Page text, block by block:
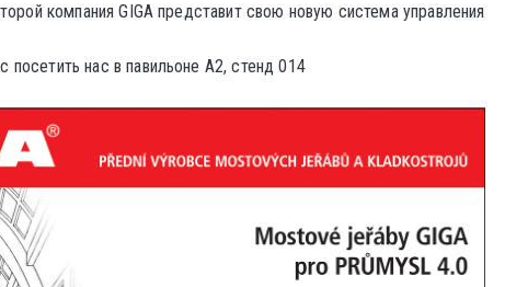
компания GIGA представит свою новую система управления
нас в павильоне A2, стенд 014